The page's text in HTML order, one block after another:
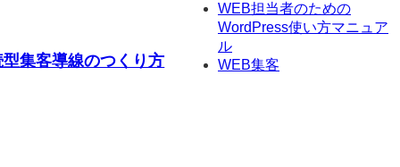
集客導線のつくり方
WEB担当者のための
WordPress使い方マニュア
ル
WEB集客